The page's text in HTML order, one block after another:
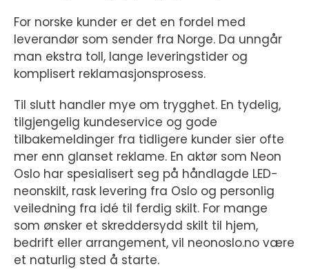
For norske kunder er det en fordel med
leverandør som sender fra Norge. Da unngår
man ekstra toll, lange leveringstider og
komplisert reklamasjonsprosess.
Til slutt handler mye om trygghet. En tydelig,
tilgjengelig kundeservice og gode
tilbakemeldinger fra tidligere kunder sier ofte
mer enn glanset reklame. En aktør som Neon
Oslo har spesialisert seg på håndlagde LED-
neonskilt, rask levering fra Oslo og personlig
veiledning fra idé til ferdig skilt. For mange
som ønsker et skreddersydd skilt til hjem,
bedrift eller arrangement, vil neonoslo.no være
et naturlig sted å starte.